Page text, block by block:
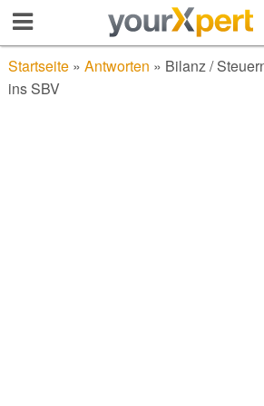
Startseite» Antworten » Bilanz /
ins SBV